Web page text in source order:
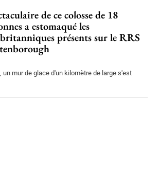
de ce colosse de 18
a estomaqué les
présents sur le RRS
un mur de glace d'un kilomètre de large s'est